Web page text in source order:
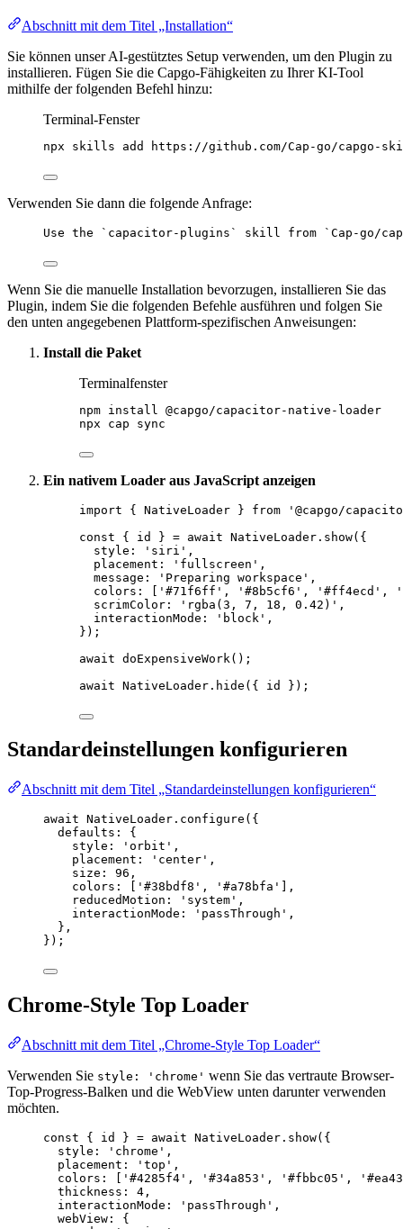
Abschnitt mit dem Titel „Installation“
Sie können unser AI-gestütztes Setup verwenden, um den Plugin zu
installieren. Fügen Sie die Capgo-Fähigkeiten zu Ihrer KI-Tool
mithilfe der folgenden Befehl hinzu:
Terminal-Fenster
npx skills add https://github.com/Cap-go/capgo-
Verwenden Sie dann die folgende Anfrage:
Use the `capacitor-plugins` skill from `Cap-go/
Wenn Sie die manuelle Installation bevorzugen, installieren Sie das
Plugin, indem Sie die folgenden Befehle ausführen und folgen Sie
den unten angegebenen Plattform-spezifischen Anweisungen:
Install die Paket
Terminalfenster
npm install
@capgo/capacitor-native-loader
npx
cap sync
Ein nativem Loader aus JavaScript anzeigen
import { NativeLoader } from
'@capgo/
const { id } = await NativeLoader. show({
style:
'siri' ,
placement:
'fullscreen' ,
message:
'Preparing workspace' ,
colors: [ '#71f6ff' , '#8b5cf6' , '#ff4ecd' ,
scrimColor:
'rgba(3, 7, 18, 0.42)' ,
interactionMode:
'block' ,
});
await doExpensiveWork ();
await NativeLoader. hide ({ id });
Standardeinstellungen konfigurieren
Abschnitt mit dem Titel „Standardeinstellungen konfigurieren“
await NativeLoader. configure ({
defaults: {
style:
'orbit' ,
placement:
'center' ,
size: 96 ,
colors: [
'#38bdf8' , '#a78bfa'
],
reducedMotion:
'system' ,
interactionMode:
'passThrough' ,
},
});
Chrome-Style Top Loader
Abschnitt mit dem Titel „Chrome-Style Top Loader“
Verwenden Sie style: 'chrome' wenn Sie das vertraute Browser-
Top-Progress-Balken und die WebView unten darunter verwenden
möchten.
const { id } = await NativeLoader. show({
style:
'chrome' ,
placement:
'top' ,
colors: [
'#4285f4' , '#34a853' , '#fbbc05' ,
thickness: 4 ,
interactionMode:
'passThrough' ,
webView: {